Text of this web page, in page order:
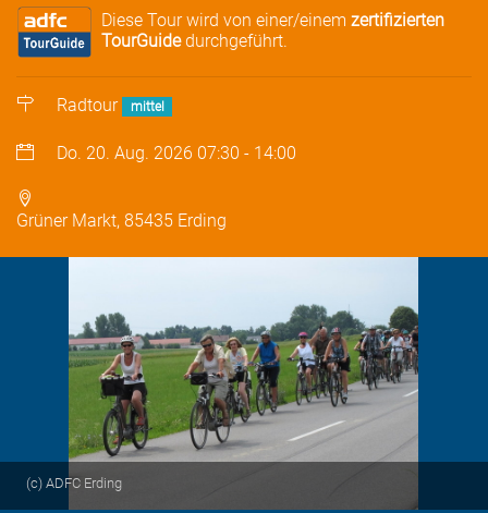
Diese Tour wird von einer/einem zertifizierten
TourGuidedurchgeführt.
Radtour mittel
Do. 20. Aug. 2026 07:30 - 14:00
Grüner Markt, 85435 Erding
(c) ADFC Erding